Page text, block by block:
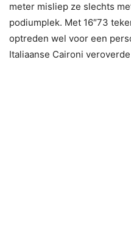
meter misliep ze slechts
podiumplek. Met 16″73
optreden wel voor een
Italiaanse Caironi